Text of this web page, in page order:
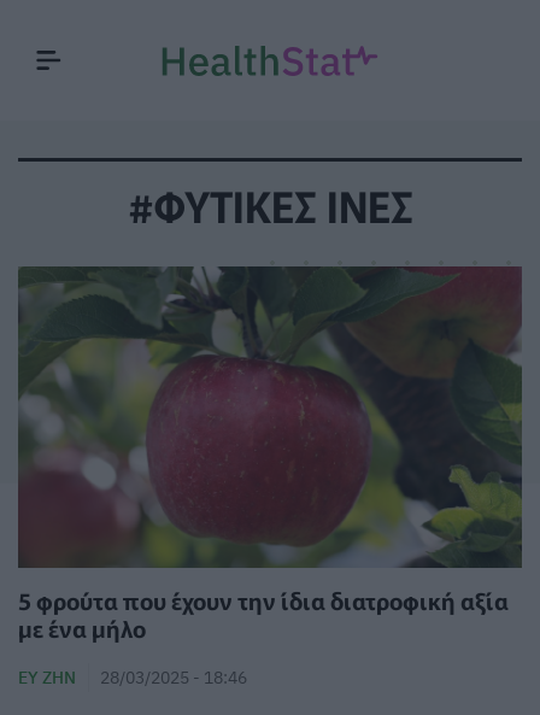
#ΦΥΤΙΚΕΣ ΙΝΕΣ
5 φρούτα που έχουν την ίδια διατροφική αξία
με ένα μήλο
ΕΥ ΖΗΝ 28/03/2025 - 18:46